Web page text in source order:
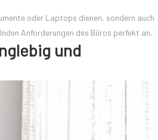
oder Laptops dienen, sondern auch
Anforderungen des Büros perfekt an.
und